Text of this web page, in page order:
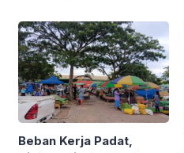
Beban Kerja Padat,